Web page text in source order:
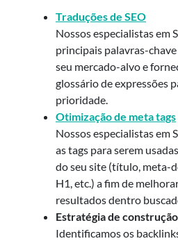
Traduções de SEO
Nossos especialistas em
principais palavras-
seu mercado-alvo e
glossário de expressões
prioridade.
Otimização de meta tags
Nossos especialistas em
as tags para serem
do seu site (título, meta-
H1, etc.) a fim de
resultados dentro
Estratégia de
Identificamos os